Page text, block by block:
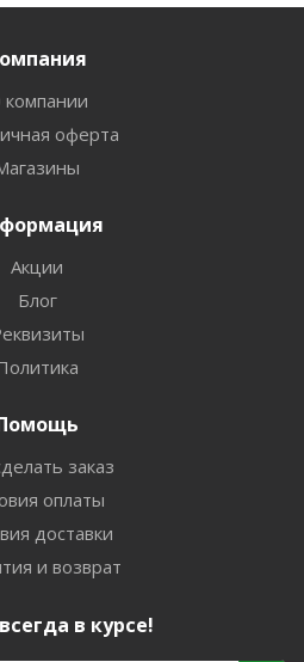
оферта
Акции
Блог
заказ
оплаты
доставки
и возврат
в курсе!